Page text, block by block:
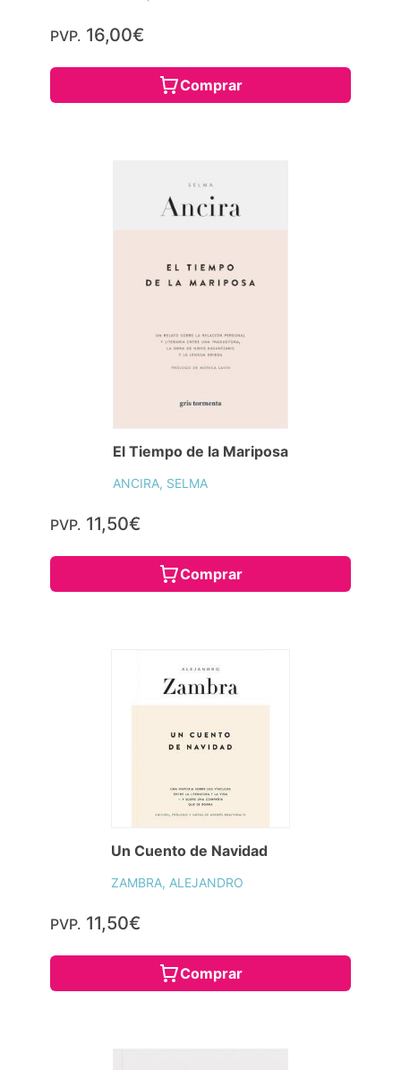
PVP. 16,00€
Comprar
El Tiempo de la Mariposa
ANCIRA, SELMA
PVP. 11,50€
Comprar
Un Cuento de Navidad
ZAMBRA, ALEJANDRO
PVP. 11,50€
Comprar